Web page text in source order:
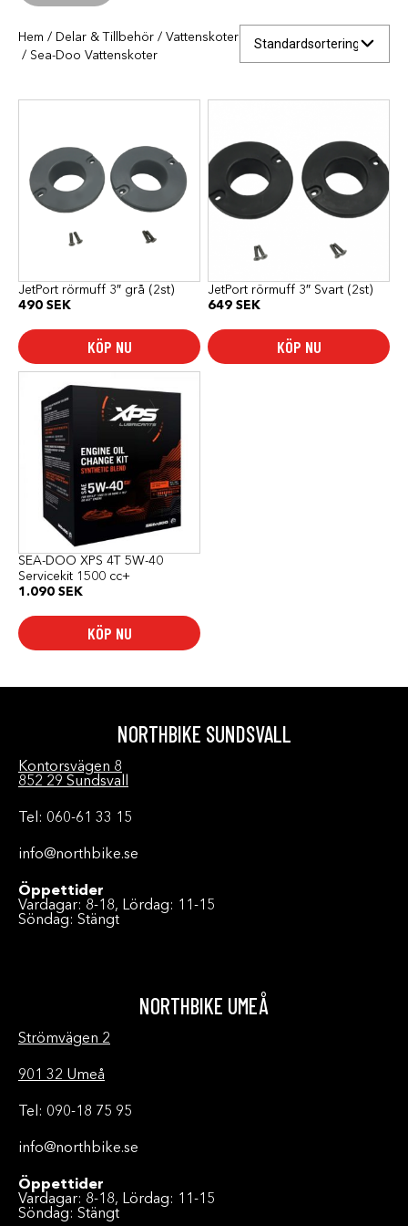
Hem / Delar & Tillbehör / Vattenskoter
/ Sea-Doo Vattenskoter
JetPort rörmuff 3″ grå (2st)
490 SEK
KÖP NU
JetPort rörmuff 3″ Svart (2st)
649 SEK
KÖP NU
SEA-DOO XPS 4T 5W-40
Servicekit 1500 cc+
1.090 SEK
KÖP NU
NORTHBIKE SUNDSVALL
Kontorsvägen 8
852 29 Sundsvall
Tel: 060-61 33 15
info@northbike.se
Öppettider
Vardagar: 8-18, Lördag: 11-15
Söndag: Stängt
NORTHBIKE UMEÅ
Strömvägen 2
901 32 Umeå
Tel: 090-18 75 95
info@northbike.se
Öppettider
Vardagar: 8-18, Lördag: 11-15
Söndag: Stängt